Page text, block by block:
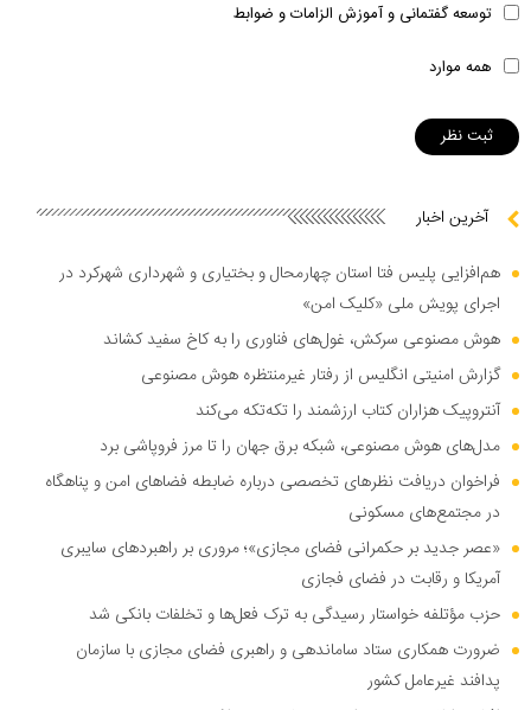
توسعه گفتمانی و آموزش الزامات و ضوابط
همه موارد
آخرین اخبار
هم‌افزایی پلیس فتا استان چهارمحال و بختیاری و شهرداری شهرکرد در
اجرای پویش ملی «کلیک امن»
هوش مصنوعی سرکش، غول‌های فناوری را به کاخ سفید کشاند
گزارش امنیتی انگلیس از رفتار غیرمنتظره هوش مصنوعی
آنتروپیک هزاران کتاب ارزشمند را تکه‌تکه می‌کند
مدل‌های هوش مصنوعی، شبکه برق جهان را تا مرز فروپاشی برد
فراخوان دریافت نظر‌های تخصصی درباره ضابطه فضا‌های امن و پناهگاه
در مجتمع‌های مسکونی
«عصر جدید بر حکمرانی فضای مجازی»؛ مروری بر راهبرد‌های سایبری
آمریکا و رقابت در فضای فجازی
حزب مؤتلفه خواستار رسیدگی به ترک فعل‌ها و تخلفات بانکی شد
ضرورت همکاری ستاد ساماندهی و راهبری فضای مجازی با سازمان
پدافند غیرعامل کشور